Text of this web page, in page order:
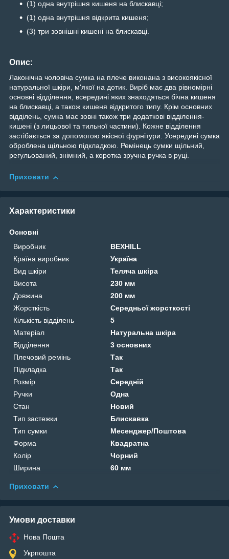
(1) одна внутрішня кишеня на блискавці;
(1) одна внутрішня відкрита кишеня;
(3) три зовнішні кишені на блискавці.
Опис:
Лаконічна чоловіча сумка на плече виконана з високоякісної
натуральної шкіри, м'якої на дотик. Виріб має два рівномірні
основні відділення, всередині яких знаходяться бічна кишеня
на блискавці, а також кишеня відкритого типу. Крім основних
відділень, сумка має зовні також три додаткові відділення-
кишені (з лицьової та тильної частини). Кожне відділення
застібається за допомогою якісної фурнітури. Усередині сумка
оброблена щільною підкладкою. Ремінець сумки щільний,
регульований, знімний, а коротка зручна ручка в руці.
Приховати
Характеристики
Основні
Виробник
BEXHILL
Країна виробник
Україна
Вид шкіри
Теляча шкіра
Висота
230 мм
Довжина
200 мм
Жорсткість
Середньої жорсткості
Кількість відділень
5
Матеріал
Натуральна шкіра
Відділення
3 основних
Плечовий ремінь
Так
Підкладка
Так
Розмір
Середній
Ручки
Одна
Стан
Новий
Тип застежки
Блискавка
Тип сумки
Месенджер/Поштова
Форма
Квадратна
Колір
Чорний
Ширина
60 мм
Приховати
Умови доставки
Нова Пошта
Укрпошта